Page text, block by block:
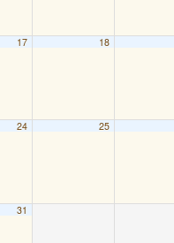
17 18
24 25
31